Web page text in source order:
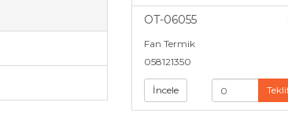
OT-06055
Fan Termik
058121350
İncele